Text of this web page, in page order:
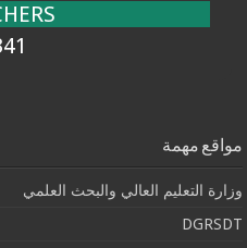
مواقع مهمة
وزارة التعليم العالي والبحث العلمي
DGRSDT